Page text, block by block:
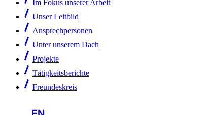
Im Fokus unserer Arbeit
Unser Leitbild
Ansprechpersonen
Unter unserem Dach
Projekte
Tätigkeitsberichte
Freundeskreis